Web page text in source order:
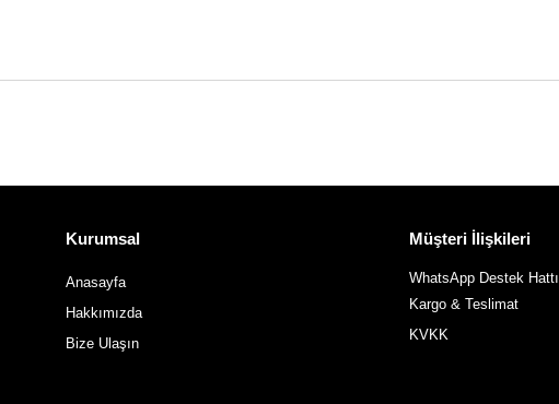
Kurumsal
Anasayfa
Hakkımızda
Bize Ulaşın
Müşteri İlişkileri
WhatsApp Destek Hattı
Kargo & Teslimat
KVKK